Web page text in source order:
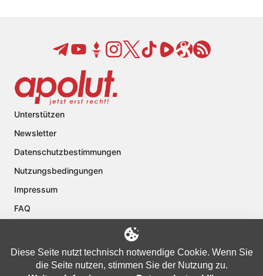
Unterstützen
Newsletter
Datenschutzbestimmungen
Nutzungsbedingungen
Impressum
FAQ
Diese Seite nutzt technisch notwendige Cookie. Wenn Sie
die Seite nutzen, stimmen Sie der Nutzung zu.